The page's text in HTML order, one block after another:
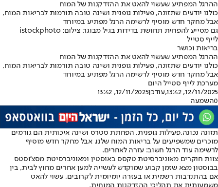
ההרגל המפתיע שעשוי להאט את ההזדקנות של המוח
כולנו יודעים שתזונה, פעילות גופנית ושינה טובה תורמות לבריאות המוח,
אבל מחקר חדש מוסיף לרשימה הרגל מפתיע במיוחד
גם מסייע להפחית תחושת בדידות בגיל מבוגר. צילום: istockphoto
לייף סטייל
בריאות וכושר
ההרגל המפתיע שעשוי להאט את ההזדקנות של המוח
כולנו יודעים שתזונה, פעילות גופנית ושינה טובה תורמות לבריאות המוח,
אבל מחקר חדש מוסיף לרשימה הרגל מפתיע במיוחד
מערכת לייף סטייל היום
12/11/2025, 13:42
,עודכן12/11/2025, 13:42
0השמעה
תזונה נכונה,פעילות גופנית, הפחתת סטרס ושינה איכותית הם גורמים
מוכרים שמשפיעים על בריאות המוח שלנו. אבל מחקר חדש מוסיף
לרשימה עוד הרגל חשוב: עזרה לאחרים.
צוות חוקרים מאוניברסיטת טקסס באוסטין ומאוניברסיטת מסצ'וסטס
בבוסטון מצא שזמן קבוע שמוקדש לעשייה למען אחרים מחוץ לבית, בין
אם בהתנדבות רשמית או בעזרה יומיומית לקרובים, עשוי להאט
משמעותית את תהליכי ההזדקנות המוחית.